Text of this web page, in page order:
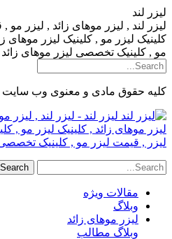
لیزر لند
لیزر لند , لیزر موهای زائد , لیزر مو
کلینیک لیزر مو , کلینیک لیزر موهای
مو , کلینیک تخصصی لیزر موهای زائد
کلیه حقوق مادی و معنوی وب سایت
لیزر لند - لیزر لند , لیزر
لیزر موهای زائد , کلینیک لیزر مو ,
لیزر , قیمت لیزر مو , کلینیک
مقالات ویژه
وبلاگ
لیزر موهای زائد
وبلاگ مطالب